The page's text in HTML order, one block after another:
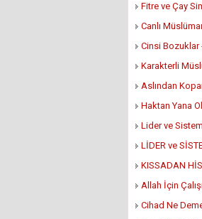
Fitre ve Çay
Canlı
Cinsi Bozuklar
Karakterli
Aslından
Haktan Yana
Lider ve
LİDER ve
KISSADAN
Allah İçin
Cihad Ne